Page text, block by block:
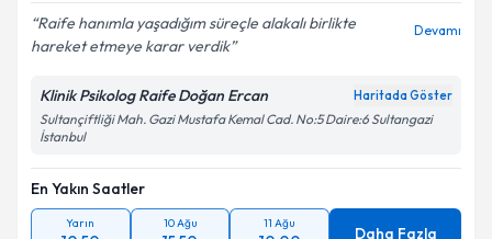
Raife hanımla yaşadığım süreçle alakalı birlikte
hareket etmeye karar verdik
Devamı
Klinik Psikolog Raife Doğan Ercan Haritada Göster
Sultançiftliği Mah. Gazi Mustafa Kemal Cad. No:5 Daire:6 Sultangazi
İstanbul
En Yakın Saatler
Yarın 10 Ağu 11 Ağu
Daha Fazla